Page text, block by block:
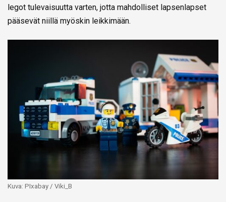
legot tulevaisuutta varten, jotta mahdolliset lapsenlapset
pääsevät niillä myöskin leikkimään.
Kuva: PIxabay / Viki_B